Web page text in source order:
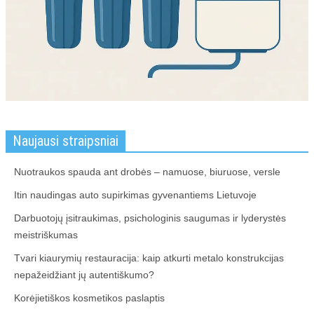
ĮRANGA
VANDENS FILTRAI
MEDICINA
TEISĖ
SKELBIMAI
STATYBOS DARBAI
VAIRAVIMO MOKYKLOS
Naujausi straipsniai
Nuotraukos spauda ant drobės – namuose, biuruose, versle
Itin naudingas auto supirkimas gyvenantiems Lietuvoje
Darbuotojų įsitraukimas, psichologinis saugumas ir lyderystės
meistriškumas
Tvari kiaurymių restauracija: kaip atkurti metalo konstrukcijas
nepažeidžiant jų autentiškumo?
Korėjietiškos kosmetikos paslaptis